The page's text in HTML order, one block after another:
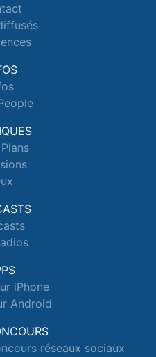
iPhone
Android
réseaux sociaux